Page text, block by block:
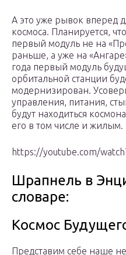
А это уже рывок вперед
космоса. Планируется,
первый модуль не на
раньше, а уже на
года первый модуль
орбитальной станции
модернизирован.
управления, питания,
будут находиться
его в том числе и жилым.
https://youtube.com/
Шрапнель в
словаре:
Космос
Представим себе наше